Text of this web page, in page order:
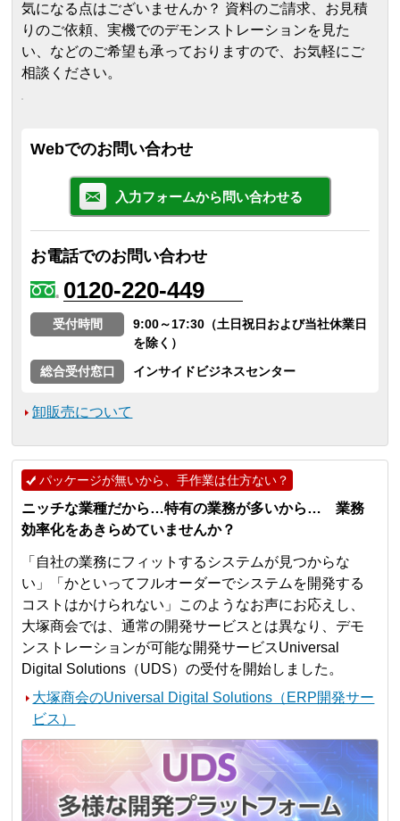
気になる点はございませんか？ 資料のご請求、お見積
りのご依頼、実機でのデモンストレーションを見た
い、などのご希望も承っておりますので、お気軽にご
相談ください。
Webでのお問い合わせ
入力フォームから問い合わせる
お電話でのお問い合わせ
0120-220-449
受付時間
9:00～17:30（土日祝日および当社休業日
を除く）
総合受付窓口
インサイドビジネスセンター
卸販売について
パッケージが無いから、手作業は仕方ない？
ニッチな業種だから…特有の業務が多いから… 業務
効率化をあきらめていませんか？
「自社の業務にフィットするシステムが見つからな
い」「かといってフルオーダーでシステムを開発する
コストはかけられない」このようなお声にお応えし、
大塚商会では、通常の開発サービスとは異なり、デモ
ンストレーションが可能な開発サービスUniversal
Digital Solutions（UDS）の受付を開始しました。
大塚商会のUniversal Digital Solutions（ERP開発サー
ビス）